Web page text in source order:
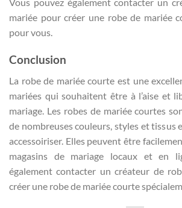
Vous pouvez également contacter un
mariée pour créer une robe de mariée
pour vous.
Conclusion
La robe de mariée courte est une
mariées qui souhaitent être à l’aise et
mariage. Les robes de mariée courtes
de nombreuses couleurs, styles et tissus
accessoiriser. Elles peuvent être
magasins de mariage locaux et en
également contacter un créateur de
créer une robe de mariée courte